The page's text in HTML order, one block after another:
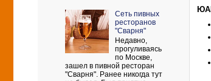
Сеть пивных
ресторанов
"Сварня"
Недавно,
прогуливаясь
по Москве,
зашел в пивной ресторан
"Сварня". Ранее никогда тут